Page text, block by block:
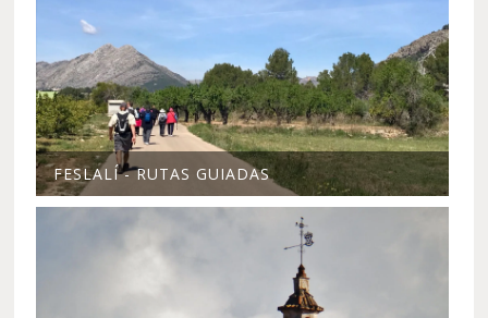
FESLALÍ - RUTAS GUIADAS